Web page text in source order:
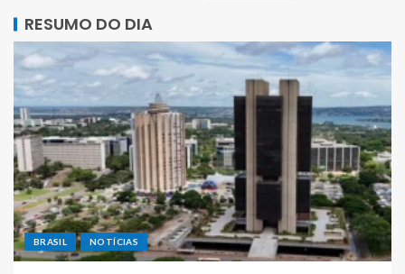
RESUMO DO DIA
BRASIL NOTÍCIAS